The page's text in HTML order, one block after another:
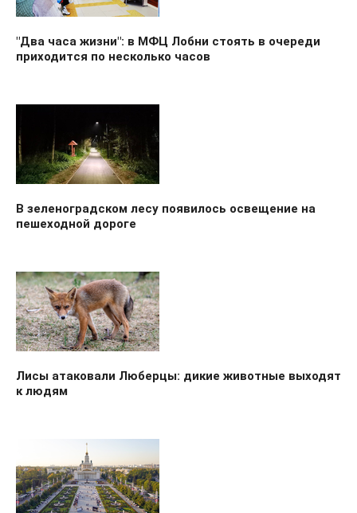
"Два часа жизни": в МФЦ Лобни стоять в очереди
приходится по несколько часов
В зеленоградском лесу появилось освещение на
пешеходной дороге
Лисы атаковали Люберцы: дикие животные выходят
к людям